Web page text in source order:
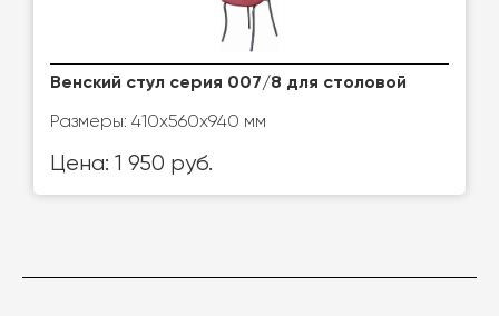
Венский стул серия 007/8 для столовой
Размеры: 410x560x940 мм
Цена: 1 950 руб.